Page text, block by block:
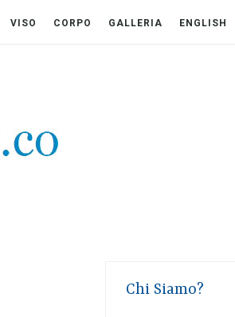
VISO CORPO GALLERIA ENGLISH
Chi Siamo?